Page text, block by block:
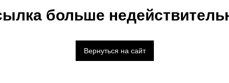
больше
Вернуться на сайт